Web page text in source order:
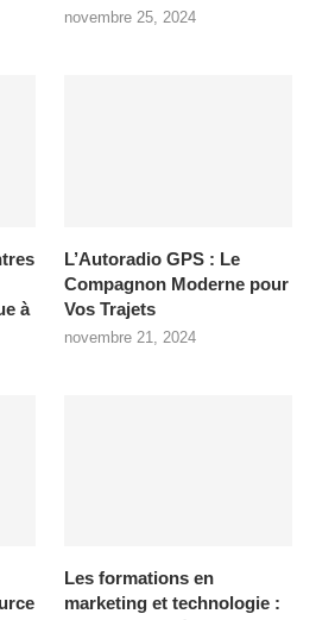
novembre 25, 2024
à
L’Autoradio GPS : Le
Compagnon Moderne pour
Vos Trajets
novembre 21, 2024
Les formations en
marketing et technologie :